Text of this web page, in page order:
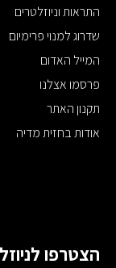
התראות וניוזלטרים
שדרוג למנוי פרימיום
המייל האדום
פרסמו אצלנו
תקנון האתר
אודות בחזית מדיה
הצטרפו